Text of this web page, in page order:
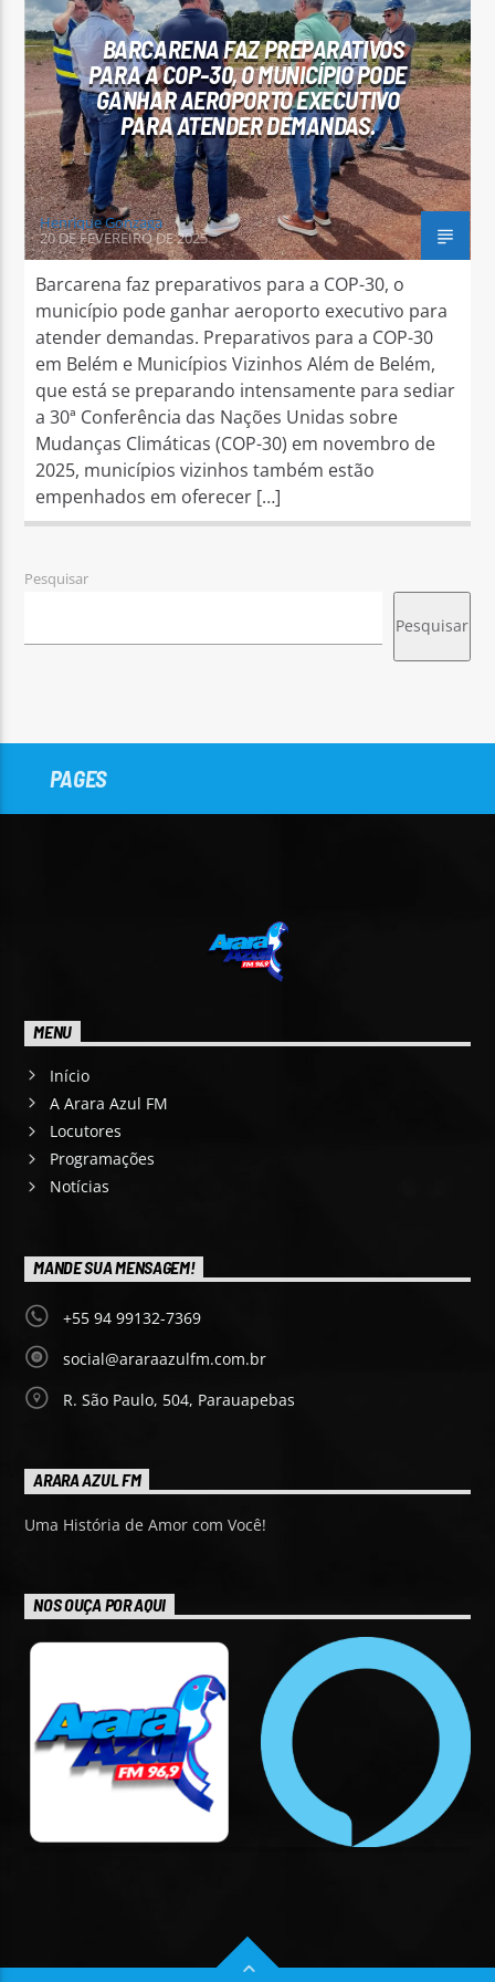
Arara Azul FM
BARCARENA FAZ PREPARATIVOS
PARA A COP-30, O MUNICÍPIO PODE
GANHAR AEROPORTO EXECUTIVO
PARA ATENDER DEMANDAS.
Henrique Gonzaga
20 DE FEVEREIRO DE 2025
Barcarena faz preparativos para a COP-30, o
município pode ganhar aeroporto executivo para
atender demandas. Preparativos para a COP-30
em Belém e Municípios Vizinhos Além de Belém,
que está se preparando intensamente para sediar
a 30ª Conferência das Nações Unidas sobre
Mudanças Climáticas (COP-30) em novembro de
2025, municípios vizinhos também estão
empenhados em oferecer […]
Pesquisar
Pesquisar
PAGES
MENU
Início
A Arara Azul FM
Locutores
Programações
Notícias
MANDE SUA MENSAGEM!
+55 94 99132-7369
social@araraazulfm.com.br
R. São Paulo, 504, Parauapebas
ARARA AZUL FM
Uma História de Amor com Você!
NOS OUÇA POR AQUI